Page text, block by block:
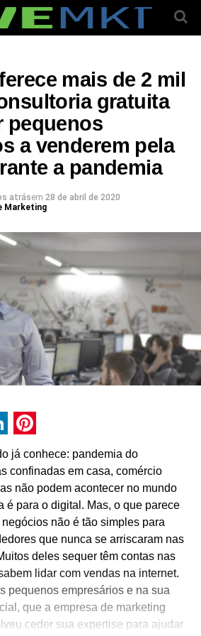
mais de 2 mil
gratuita
pequenos
a venderem pela
a pandemia
atrásem 28 de abril de 2020
Marketing
Pinterest
já conhece: pandemia do
confinadas em casa, comércio
não podem acontecer no mundo
é para o digital. Mas, o que parece
não é tão simples para
que nunca se arriscaram nas
deles sequer têm contas nas
lidar com vendas na internet.
pequenos empresários e na sua
que a empresa de marketing
ceder sua expertise para ajudar